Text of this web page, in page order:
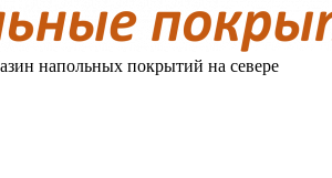
напольных покрытий на севере